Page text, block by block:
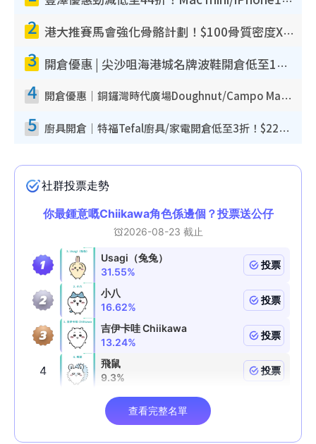
2 港大推賽馬會強化骨骼計劃！$100骨質密度X光檢查 完成免費運動訓練送超市禮券！附參加資格
3 開倉優惠 | 尖沙咀海港城名牌波鞋開倉低至1折！On鞋$899起／Joy&Peace鞋履$98起
4 開倉優惠｜銅鑼灣時代廣場Doughnut/Campo Marzio開倉低至1折！背囊、書包、手袋劈價$200起
5 廚具開倉｜特福Tefal廚具/家電開倉低至3折！$220起買平底鍋/炒鑊/湯煲！電飯煲/吸塵機/燙斗$418起